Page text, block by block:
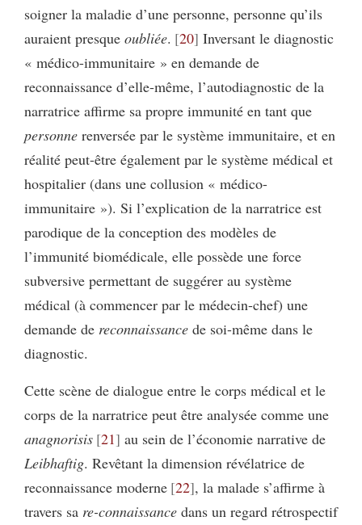
soigner la maladie d’une personne, personne qu’ils
auraient presque oubliée. 20 Inversant le diagnostic
« médico-immunitaire » en demande de
reconnaissance d’elle-même, l’autodiagnostic de la
narratrice affirme sa propre immunité en tant que
personne renversée par le système immunitaire, et en
réalité peut-être également par le système médical et
hospitalier (dans une collusion « médico-
immunitaire »). Si l’explication de la narratrice est
parodique de la conception des modèles de
l’immunité biomédicale, elle possède une force
subversive permettant de suggérer au système
médical (à commencer par le médecin-chef) une
demande de reconnaissance de soi-même dans le
diagnostic.
Cette scène de dialogue entre le corps médical et le
corps de la narratrice peut être analysée comme une
anagnorisis 21 au sein de l’économie narrative de
Leibhaftig. Revêtant la dimension révélatrice de
reconnaissance moderne 22 , la malade s’affirme à
travers sa re-connaissance dans un regard rétrospectif